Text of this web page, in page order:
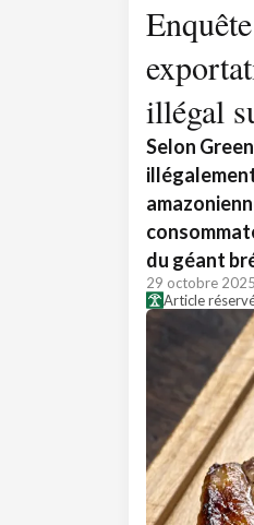
illégal
Selon
du géant
29 octobre 2025
Article